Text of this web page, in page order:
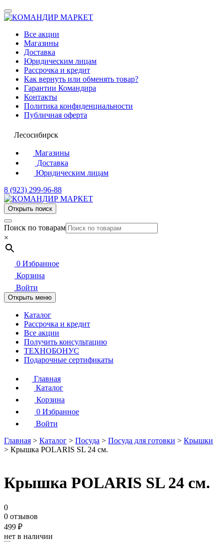
Все акции
Магазины
Доставка
Юридическим лицам
Рассрочка и кредит
Как вернуть или обменять товар?
Гарантии Командира
Контакты
Политика конфиденциальности
Публичная оферта
Лесосибирск
Магазины
Доставка
Юридическим лицам
8 (923) 299-96-88
Открыть поиск
Поиск по товарам
×
0 Избранное
Корзина
Войти
Открыть меню
Каталог
Рассрочка и кредит
Все акции
Получить консультацию
ТЕХНОБОНУС
Подарочные сертификаты
Главная
Каталог
Корзина
0 Избранное
Войти
Главная > Каталог > Посуда > Посуда для готовки > Крышки
> Крышка POLARIS SL 24 см.
Крышка POLARIS SL 24 см.
0
0 отзывов
499 ₽
нет в наличии